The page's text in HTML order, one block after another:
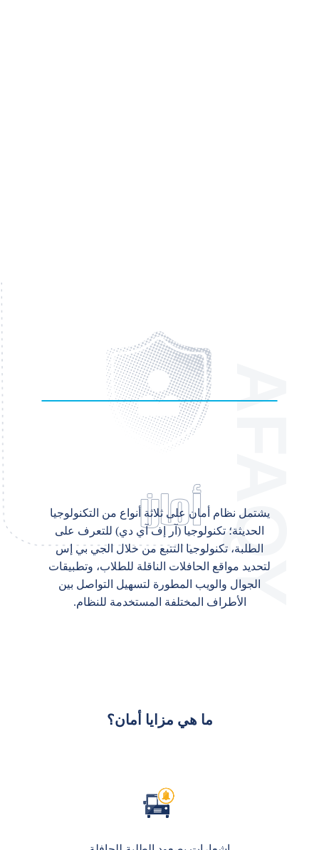
يشتمل نظام أمان على ثلاثة أنواع من التكنولوجيا
الحديثة؛ تكنولوجيا (آر إف آي دي) للتعرف على
الطلبة، تكنولوجيا التتبع من خلال الجي بي إس
لتحديد مواقع الحافلات الناقلة للطلاب، وتطبيقات
الجوال والويب المطورة لتسهيل التواصل بين
الأطراف المختلفة المستخدمة للنظام.
ما هي مزايا أمان؟